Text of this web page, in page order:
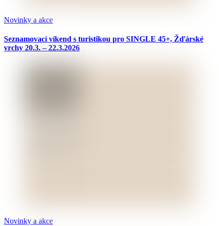
Novinky a akce
Seznamovací víkend s turistikou pro SINGLE 45+, Žďárské
vrchy 20.3. – 22.3.2026
Novinky a akce